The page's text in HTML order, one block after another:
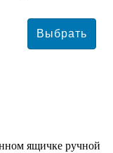
ящичке ручной